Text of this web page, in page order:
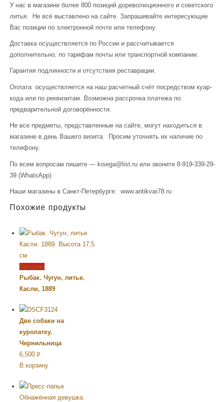
У нас в магазине более 800 позиций дореволюционного и советского
литья. Не всё выставлено на сайте. Запрашивайте интересующие
Вас позиции по электронной почте или телефону.
Доставка осуществляется по России и рассчитывается
дополнительно, по тарифам почты или транспортной компании.
Гарантия подлинности и отсутствия реставрации.
Оплата осуществляется на наш расчетный счёт посредством куар-
кода или по реквизитам. Возможна рассрочка платежа по
предварительной договорённости.
Не все предметы, представленные на сайте, могут находиться в
магазине в день Вашего визита. Просим уточнять их наличие по
телефону.
По всем вопросам пишите — kisega@list.ru или звоните 8-919-339-29-
39 (WhatsApp)
Наши магазины в Санкт-Петербурге: www.antikvar78.ru
Похожие продукты
Продано
Рыбак. Чугун, литье.
Касли, 1889
Две собаки на
куропатку.
Чернильница
6,500 Р
УБ.
В корзину